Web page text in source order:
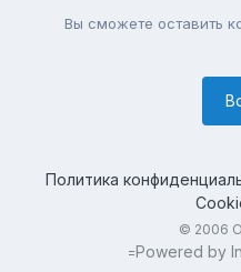
Вы сможете оставить
Политика
© 2006
=Powered by